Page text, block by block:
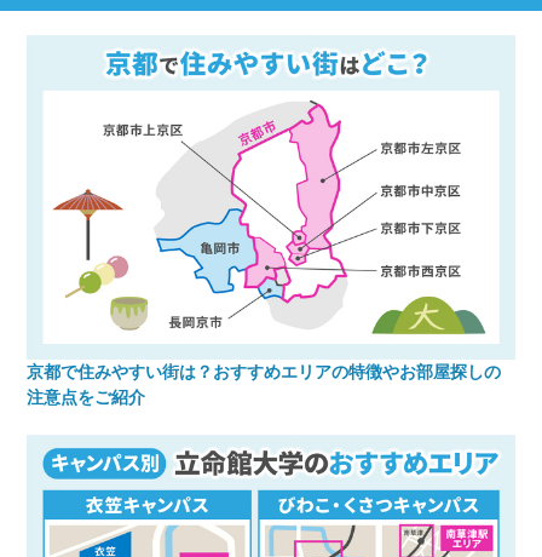
京都で住みやすい街は？おすすめエリアの特徴やお部屋探しの
注意点をご紹介